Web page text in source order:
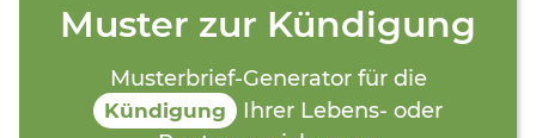
Muster zur Kündigung
Musterbrief-Generator für die
Kündigung
Ihrer Lebens- oder